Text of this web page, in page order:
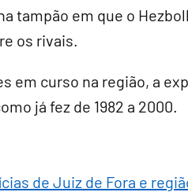
tampão em que o
os rivais.
em curso na região, a
já fez de 1982 a 2000.
de Juiz de Fora e